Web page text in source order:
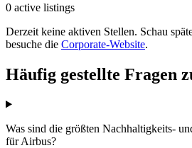
0 active listings
Derzeit keine aktiven Stellen. Schau
besuche die Corporate-Website.
Häufig gestellte Fragen
Was sind die größten Nachhaltigkeits-
für Airbus?